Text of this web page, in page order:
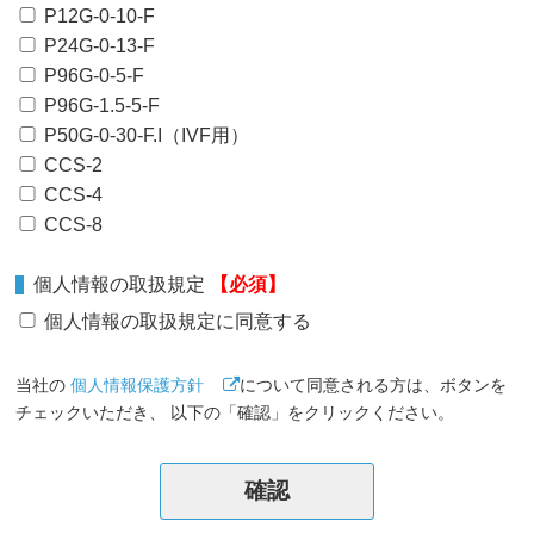
P12G-0-10-F
P24G-0-13-F
P96G-0-5-F
P96G-1.5-5-F
P50G-0-30-F.I（IVF用）
CCS-2
CCS-4
CCS-8
個人情報の取扱規定
【必須】
個人情報の取扱規定に同意する
当社の個人情報保護方針
について同意される方は、ボタンを
チェックいただき、 以下の「確認」をクリックください。